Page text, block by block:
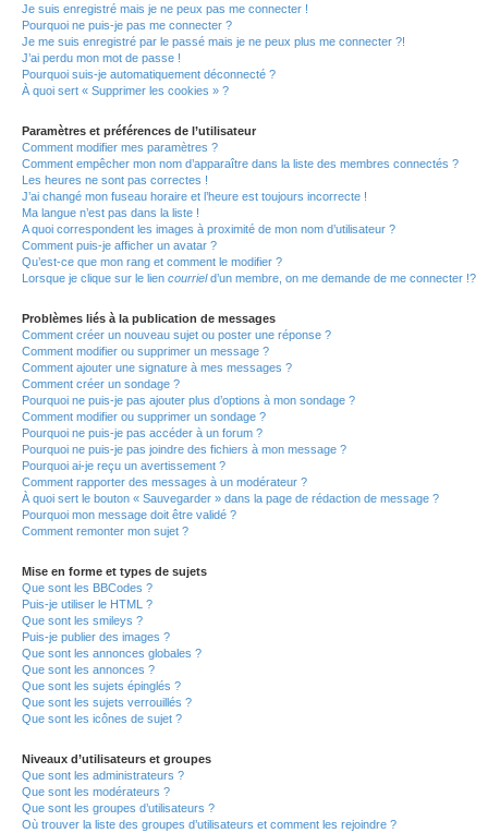
Je suis enregistré mais je ne peux pas me connecter !
Pourquoi ne puis-je pas me connecter ?
Je me suis enregistré par le passé mais je ne peux plus me connecter ?!
J’ai perdu mon mot de passe !
Pourquoi suis-je automatiquement déconnecté ?
À quoi sert « Supprimer les cookies » ?
Paramètres et préférences de l’utilisateur
Comment modifier mes paramètres ?
Comment empêcher mon nom d’apparaître dans la liste des membres connectés ?
Les heures ne sont pas correctes !
J’ai changé mon fuseau horaire et l’heure est toujours incorrecte !
Ma langue n’est pas dans la liste !
A quoi correspondent les images à proximité de mon nom d’utilisateur ?
Comment puis-je afficher un avatar ?
Qu’est-ce que mon rang et comment le modifier ?
Lorsque je clique sur le lien courrield’un membre, on me demande de me connecter !?
Problèmes liés à la publication de messages
Comment créer un nouveau sujet ou poster une réponse ?
Comment modifier ou supprimer un message ?
Comment ajouter une signature à mes messages ?
Comment créer un sondage ?
Pourquoi ne puis-je pas ajouter plus d’options à mon sondage ?
Comment modifier ou supprimer un sondage ?
Pourquoi ne puis-je pas accéder à un forum ?
Pourquoi ne puis-je pas joindre des fichiers à mon message ?
Pourquoi ai-je reçu un avertissement ?
Comment rapporter des messages à un modérateur ?
À quoi sert le bouton « Sauvegarder » dans la page de rédaction de message ?
Pourquoi mon message doit être validé ?
Comment remonter mon sujet ?
Mise en forme et types de sujets
Que sont les BBCodes ?
Puis-je utiliser le HTML ?
Que sont les smileys ?
Puis-je publier des images ?
Que sont les annonces globales ?
Que sont les annonces ?
Que sont les sujets épinglés ?
Que sont les sujets verrouillés ?
Que sont les icônes de sujet ?
Niveaux d’utilisateurs et groupes
Que sont les administrateurs ?
Que sont les modérateurs ?
Que sont les groupes d’utilisateurs ?
Où trouver la liste des groupes d’utilisateurs et comment les rejoindre ?